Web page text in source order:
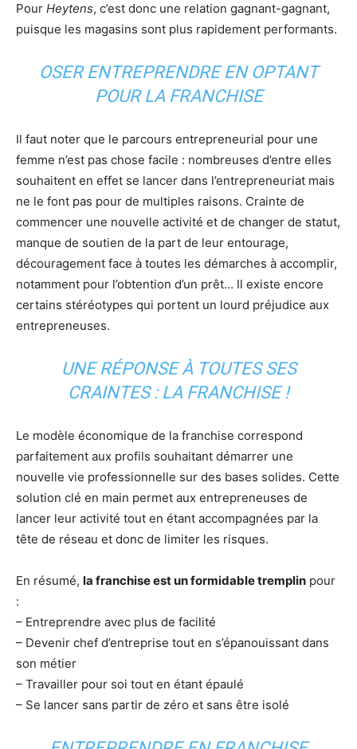
Pour Heytens, c’est donc une relation gagnant-gagnant,
puisque les magasins sont plus rapidement performants.
OSER ENTREPRENDRE EN OPTANT
POUR LA FRANCHISE
Il faut noter que le parcours entrepreneurial pour une
femme n’est pas chose facile : nombreuses d’entre elles
souhaitent en effet se lancer dans l’entrepreneuriat mais
ne le font pas pour de multiples raisons. Crainte de
commencer une nouvelle activité et de changer de statut,
manque de soutien de la part de leur entourage,
découragement face à toutes les démarches à accomplir,
notamment pour l’obtention d’un prêt… Il existe encore
certains stéréotypes qui portent un lourd préjudice aux
entrepreneuses.
UNE RÉPONSE À TOUTES SES
CRAINTES : LA FRANCHISE !
Le modèle économique de la franchise correspond
parfaitement aux profils souhaitant démarrer une
nouvelle vie professionnelle sur des bases solides. Cette
solution clé en main permet aux entrepreneuses de
lancer leur activité tout en étant accompagnées par la
tête de réseau et donc de limiter les risques.
En résumé, la franchise est un formidable tremplin pour
:
– Entreprendre avec plus de facilité
– Devenir chef d’entreprise tout en s’épanouissant dans
son métier
– Travailler pour soi tout en étant épaulé
– Se lancer sans partir de zéro et sans être isolé